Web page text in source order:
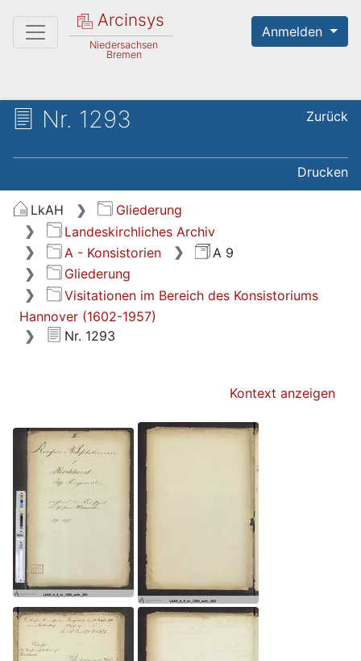
Arcinsys
Niedersachsen
Bremen
Anmelden
Nr. 1293 Zurück
Drucken
LkAH
Gliederung
Landeskirchliches Archiv
A - Konsistorien
A 9
Gliederung
Visitationen im Bereich des Konsistoriums
Hannover (1602-1957)
Nr. 1293
Kontext anzeigen